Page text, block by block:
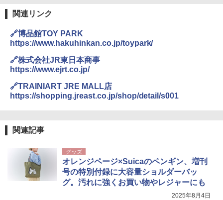
関連リンク
🔗博品館TOY PARK
https://www.hakuhinkan.co.jp/toypark/
🔗株式会社JR東日本商事
https://www.ejrt.co.jp/
🔗TRAINIART JRE MALL店
https://shopping.jreast.co.jp/shop/detail/s001
関連記事
グッズ
オレンジページ×Suicaのペンギン、増刊
号の特別付録に大容量ショルダーバッ
グ。汚れに強くお買い物やレジャーにも
2025年8月4日